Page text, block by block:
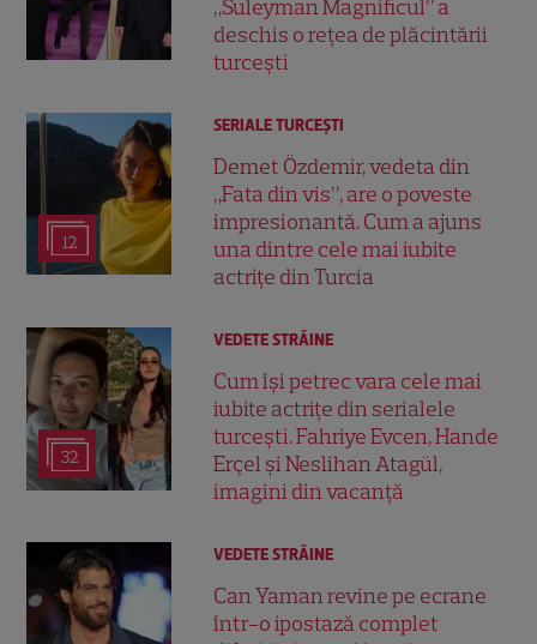
„Suleyman Magnificul” a
deschis o rețea de plăcintării
turcești
12
SERIALE TURCEŞTI
Demet Özdemir, vedeta din
„Fata din vis”, are o poveste
impresionantă. Cum a ajuns
una dintre cele mai iubite
actrițe din Turcia
32
VEDETE STRĂINE
Cum își petrec vara cele mai
iubite actrițe din serialele
turcești. Fahriye Evcen, Hande
Erçel și Neslihan Atagül,
imagini din vacanță
VEDETE STRĂINE
Can Yaman revine pe ecrane
într-o ipostază complet